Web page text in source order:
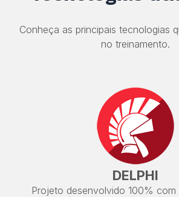
Conheça as principais tecnologias
no treinamento.
DELPHI
Projeto desenvolvido 100%